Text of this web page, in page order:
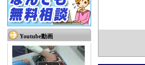
Youtube動画